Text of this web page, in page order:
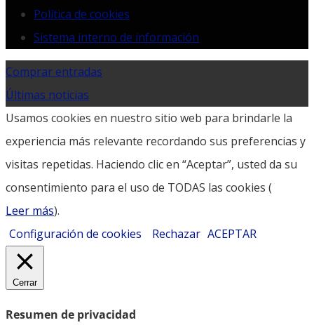
Política de cookies
Sistema interno de información
Comprar entradas
Últimas noticias
Usamos cookies en nuestro sitio web para brindarle la
experiencia más relevante recordando sus preferencias y
visitas repetidas. Haciendo clic en “Aceptar”, usted da su
consentimiento para el uso de TODAS las cookies (
Leer más).
Configuración de cookies
Rechazar ACEPTAR
Cerrar
Resumen de privacidad